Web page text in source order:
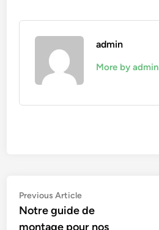
admin
More by admin
Navigation
de
Previous ArticlePrevious
article:
Notre guide de
montage pour nos